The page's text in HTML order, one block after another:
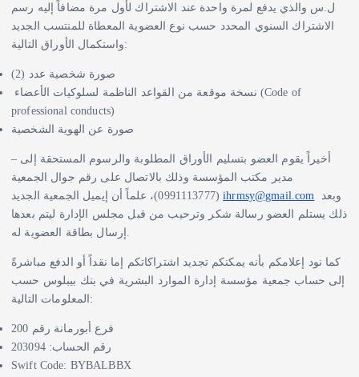
ل.س والذي يدفع لمرة واحدة عند الاشتراك لأول مرة مضافاً إليه رسم
الاشتراك السنوي المحدد حسب نوع العضوية المعطاة للمنتسب الجديد
واستكمال الأوراق التالية:
صورة شخصية عدد (2)
professional conducts)
صورة عن الهوية الشخصية
– أخيراً يقوم العضو بتسليم الأوراق المطلوبة والرسوم المستحقة إلى
مدير مكتب المؤسسة وذلك بالاتصال على رقم جوال الجمعية
(0991113777)، علماً أن إيميل الجمعية الجديدihrmsy@gmail.com
ذلك يستلم العضو رسالة شكر وترحيب من قبل مجلس الإدارة ليتم بعدها
كما نود إعلامكم بأنه يمكنكم تجديد اشتراكاتكم إما نقداً أو الدفع مباشرةً
إلى حساب جمعية مؤسسة إدارة الموارد البشرية في بنك بيبلوس حسب
المعلومات التالية:
فرع أبورمانة رقم 200
رقم الحساب: 203094
Swift Code: BYBALBBX